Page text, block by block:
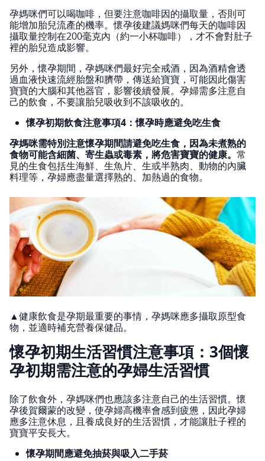
孕媽咪們可以喝咖啡，但要注意咖啡因的攝取量，否則可
能增加胎兒流產的機率。懷孕後建議媽咪們每天的咖啡因
攝取量控制在200毫克內（約一小杯咖啡），才不會對肚子
裡的胎兒造成影響。
另外，懷孕期間，孕媽咪們最好完全戒酒，因為酒精會透
過血液快速流經胎盤和臍帶，傳送給寶寶，可能因此傷害
寶寶的大腦和其他器官，影響後續發展。孕婦需多注意自
己的飲食，不要讓胎兒吸收到不該吸收的。
懷孕初期飲食注意事項4：懷孕時應避免吃生食
孕媽咪需特別注意懷孕期間請避免吃生食，因為未煮熟的
食物可能含細菌、寄生蟲或毒素，將危害寶寶的健康。 常
見的生食包括生海鮮、生魚片、生或半熟肉、動物的內臟
料理等，孕婦應盡量選擇熟的、加熱過的食物。
▲健康飲食是孕期最重要的事情，孕媽咪應多攝取原型食
物，並適時補充營養保健品。
懷孕初期生活習慣注意事項：3個懷
孕初期需注意的孕婦生活習慣
除了飲食外，孕媽咪們也應該多注意自己的生活習慣。懷
孕後賀爾蒙的改變，使孕婦高機率會感到疲憊，因此孕婦
應多注意休息，且養成良好的生活習慣，才能讓肚子裡的
寶寶平安長大。
懷孕期間應避免抽菸與吸入二手菸